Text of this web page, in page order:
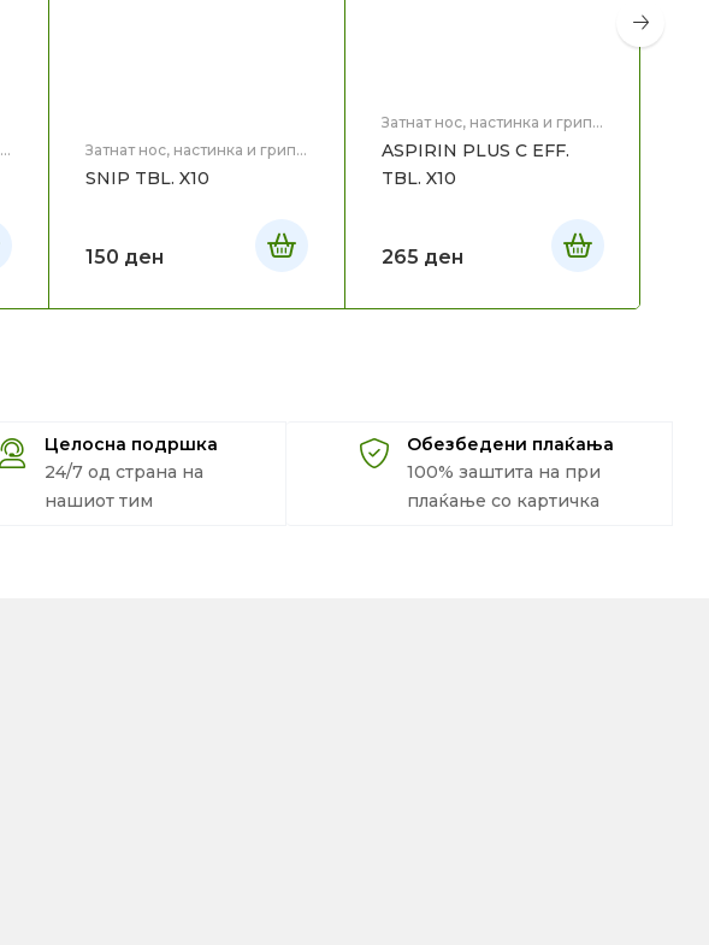
,
Затнат нос, настинка и грип,
SNIP TBL. X10
150 ден
Затнат нос, настинка и грип,
ASPIRIN PLUS C EFF.
TBL. X10
265 ден
Целосна подршка
24/7 од страна на
нашиот тим
Обезбедени плаќања
100% заштита на при
плаќање со картичка